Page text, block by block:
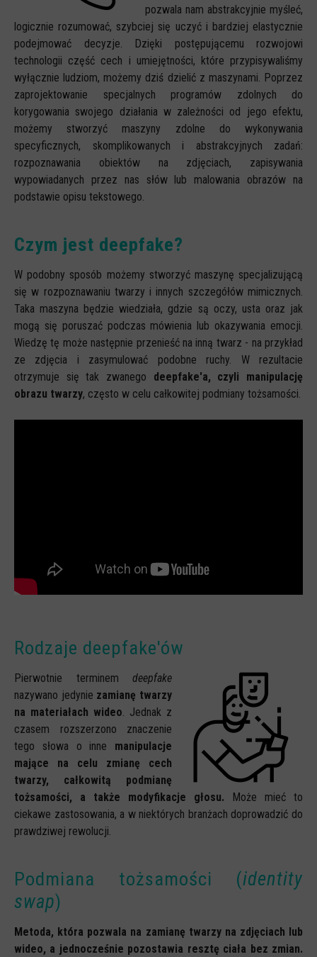
pozwala nam abstrakcyjnie myśleć,
logicznie rozumować, szybciej się uczyć i bardziej elastycznie
podejmować decyzje. Dzięki postępującemu rozwojowi
technologii część cech i umiejętności, które przypisywaliśmy
wyłącznie ludziom, możemy dziś dzielić z maszynami. Poprzez
zaprojektowanie specjalnych programów zdolnych do
korygowania swojego działania w zależności od jego efektu,
możemy stworzyć maszyny zdolne do wykonywania
specyficznych, skomplikowanych i abstrakcyjnych zadań:
rozpoznawania obiektów na zdjęciach, zapisywania
wypowiadanych przez nas słów lub malowania obrazów na
podstawie opisu tekstowego.
Czym jest deepfake?
W podobny sposób możemy stworzyć maszynę specjalizującą
się w rozpoznawaniu twarzy i innych szczegółów mimicznych.
Taka maszyna będzie wiedziała, gdzie są oczy, usta oraz jak
mogą się poruszać podczas mówienia lub okazywania emocji.
Wiedzę tę może następnie przenieść na inną twarz - na przykład
ze zdjęcia i zasymulować podobne ruchy. W rezultacie
otrzymuje się tak zwanego deepfake'a, czyli manipulację
obrazu twarzy, często w celu całkowitej podmiany tożsamości.
Rodzaje deepfake'ów
Pierwotnie terminem deepfake
nazywano jedynie zamianę twarzy
na materiałach wideo. Jednak z
czasem rozszerzono znaczenie
tego słowa o inne manipulacje
mające na celu zmianę cech
twarzy, całkowitą podmianę
tożsamości, a także modyfikacje głosu. Może mieć to
ciekawe zastosowania, a w niektórych branżach doprowadzić do
prawdziwej rewolucji.
Podmiana tożsamości (identity
swap)
Metoda, która pozwala na zamianę twarzy na zdjęciach lub
wideo, a jednocześnie pozostawia resztę ciała bez zmian.
Gra planszowa o cyberhigienie "Digital Brainiacs"
Kalambury z cyberhigieny "Cybermaster"
Kontakt
Dane teleadresowe
Dołącz do newslettera